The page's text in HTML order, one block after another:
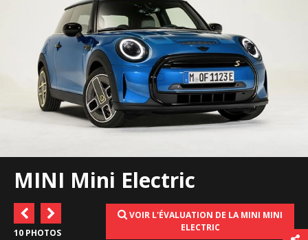
MINI Mini Electric
10 PHOTOS
VOIR L'ÉVALUATION DE LA MINI MINI
ELECTRIC